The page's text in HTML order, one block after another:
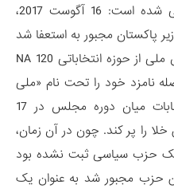
وقت وارد عرصه رقابت‌های سیاسی شده است: 16 آگوست 2017،
پاکستان مجبور به استعفا شد
و متعاقب آن، کرسی وی در مجلس ملی از حوزه انتخاباتی NA 120
نامزد خود را تحت نام «ملی
مسلم لیگ» برای شرکت در انتخابات میان دوره مجلس در 17
تا این خلا را پر کند. چون در آن زمان،
حزب سیاسی ثبت نشده بود
حزب مجبور شد به عنوان یک